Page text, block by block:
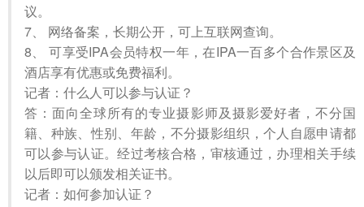
议。
7、 网络备案，长期公开，可上互联网查询。
8、 可享受IPA会员特权一年，在IPA一百多个合作景区及
酒店享有优惠或免费福利。
记者：什么人可以参与认证？
答：面向全球所有的专业摄影师及摄影爱好者，不分国
籍、种族、性别、年龄，不分摄影组织，个人自愿申请都
可以参与认证。经过考核合格，审核通过，办理相关手续
以后即可以颁发相关证书。
记者：如何参加认证？